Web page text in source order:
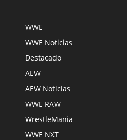
WWE
WWE Noticias
Destacado
AEW
AEW Noticias
WWE RAW
WrestleMania
WWE NXT